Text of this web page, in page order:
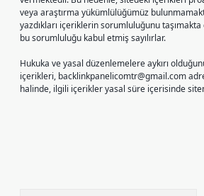
veya araştırma yükümlülüğümüz
yazdıkları içeriklerin sorumluluğunu
bu sorumluluğu kabul etmiş sayılırlar.
Hukuka ve yasal düzenlemelere aykırı
içerikleri, backlinkpanelicomtr@gmail.com
halinde, ilgili içerikler yasal süre içerisinde